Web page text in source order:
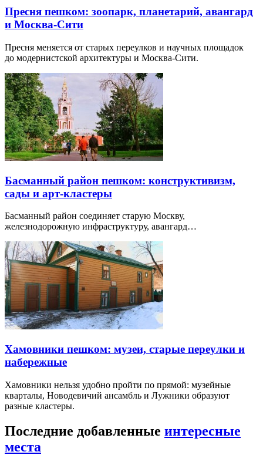
Пресня пешком: зоопарк, планетарий, авангард
и Москва-Сити
Пресня меняется от старых переулков и научных площадок
до модернистской архитектуры и Москва-Сити.
Басманный район пешком: конструктивизм,
сады и арт-кластеры
Басманный район соединяет старую Москву,
железнодорожную инфраструктуру, авангард…
Хамовники пешком: музеи, старые переулки и
набережные
Хамовники нельзя удобно пройти по прямой: музейные
кварталы, Новодевичий ансамбль и Лужники образуют
разные кластеры.
Последние добавленные интересные
места